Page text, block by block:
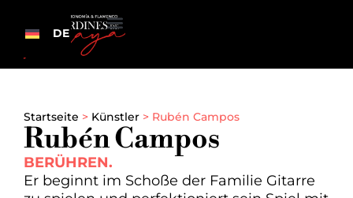
DE
Startseite > Künstler > Rubén Campos
Rubén Campos
BERÜHREN.
Er beginnt im Schoße der Familie Gitarre